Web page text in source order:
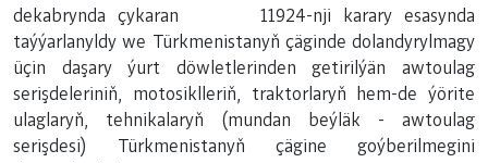
dekabrynda çykaran 11924-nji karary esasynda
taýýarlanyldy we Türkmenistanyň çäginde dolandyrylmagy
üçin daşary ýurt döwletlerinden getirilýän awtoulag
serişdeleriniň, motosiklleriň, traktorlaryň hem-de ýörite
ulaglaryň, tehnikalaryň (mundan beýläk - awtoulag
serişdesi) Türkmenistanyň çägine goýberilmegini